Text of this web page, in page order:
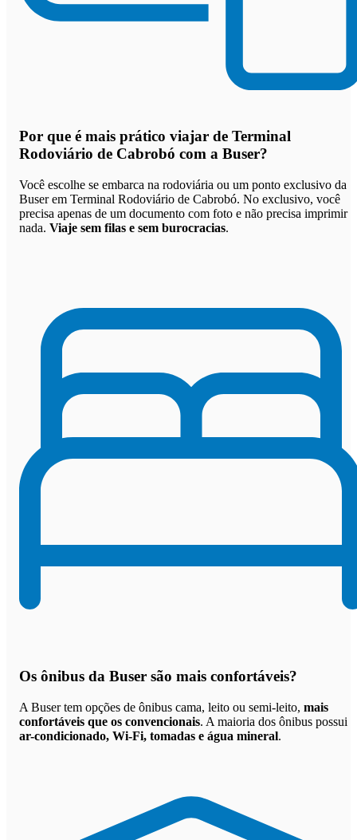
Por que é mais prático viajar de Terminal
Rodoviário de Cabrobó com a Buser?
Você escolhe se embarca na rodoviária ou um ponto exclusivo da
Buser em Terminal Rodoviário de Cabrobó. No exclusivo, você
precisa apenas de um documento com foto e não precisa imprimir
nada. Viaje sem filas e sem burocracias.
Os ônibus da Buser são mais confortáveis?
A Buser tem opções de ônibus cama, leito ou semi-leito, mais
confortáveis que os convencionais. A maioria dos ônibus possui
ar-condicionado, Wi-Fi, tomadas e água mineral.